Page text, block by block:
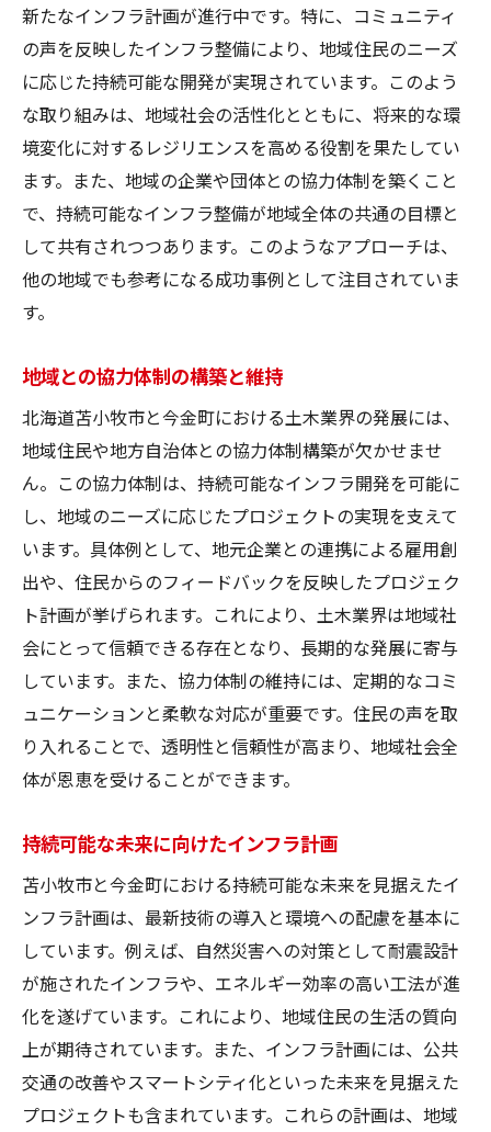
新たなインフラ計画が進行中です。特に、コミュニティ
の声を反映したインフラ整備により、地域住民のニーズ
に応じた持続可能な開発が実現されています。このよう
な取り組みは、地域社会の活性化とともに、将来的な環
境変化に対するレジリエンスを高める役割を果たしてい
ます。また、地域の企業や団体との協力体制を築くこと
で、持続可能なインフラ整備が地域全体の共通の目標と
して共有されつつあります。このようなアプローチは、
他の地域でも参考になる成功事例として注目されていま
す。
地域との協力体制の構築と維持
北海道苫小牧市と今金町における土木業界の発展には、
地域住民や地方自治体との協力体制構築が欠かせませ
ん。この協力体制は、持続可能なインフラ開発を可能に
し、地域のニーズに応じたプロジェクトの実現を支えて
います。具体例として、地元企業との連携による雇用創
出や、住民からのフィードバックを反映したプロジェク
ト計画が挙げられます。これにより、土木業界は地域社
会にとって信頼できる存在となり、長期的な発展に寄与
しています。また、協力体制の維持には、定期的なコミ
ュニケーションと柔軟な対応が重要です。住民の声を取
り入れることで、透明性と信頼性が高まり、地域社会全
体が恩恵を受けることができます。
持続可能な未来に向けたインフラ計画
苫小牧市と今金町における持続可能な未来を見据えたイ
ンフラ計画は、最新技術の導入と環境への配慮を基本に
しています。例えば、自然災害への対策として耐震設計
が施されたインフラや、エネルギー効率の高い工法が進
化を遂げています。これにより、地域住民の生活の質向
上が期待されています。また、インフラ計画には、公共
交通の改善やスマートシティ化といった未来を見据えた
プロジェクトも含まれています。これらの計画は、地域